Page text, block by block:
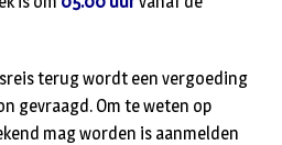
terug wordt een vergoeding
gevraagd. Om te weten op
mag worden is aanmelden